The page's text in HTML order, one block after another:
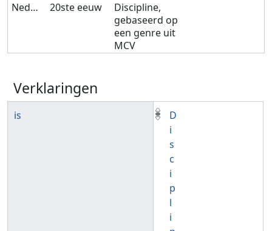
Nederlands
20ste eeuw
Discipline,
gebaseerd op
een genre uit
MCV
Verklaringen
is
D
i
s
c
i
p
l
i